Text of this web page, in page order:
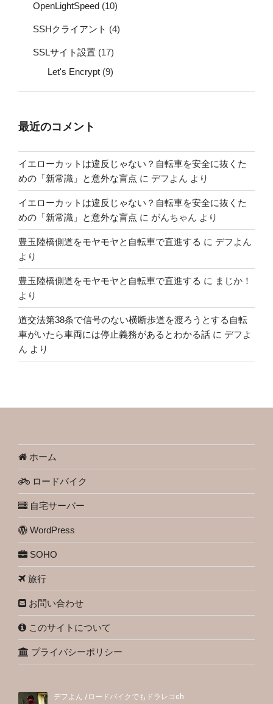
OpenLightSpeed (10)
SSHクライアント (4)
SSLサイト設置 (17)
Let's Encrypt (9)
最近のコメント
イエローカットは違反じゃない？自転車を安全に抜くた
めの「新常識」と意外な盲点 に デフよん より
イエローカットは違反じゃない？自転車を安全に抜くた
めの「新常識」と意外な盲点 に がんちゃん より
豊玉陸橋側道をモヤモヤと自転車で直進する に デフよん
より
豊玉陸橋側道をモヤモヤと自転車で直進する に まじか！
より
道交法第38条で信号のない横断歩道を渡ろうとする自転
車がいたら車両には停止義務があるとわかる話 に デフよ
ん より
ホーム
ロードバイク
自宅サーバー
WordPress
SOHO
旅行
お問い合わせ
このサイトについて
プライバシーポリシー